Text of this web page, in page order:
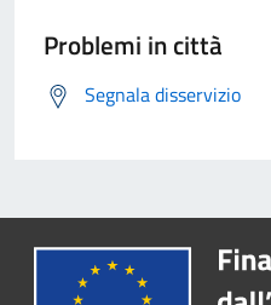
Problemi in città
Segnala disservizio